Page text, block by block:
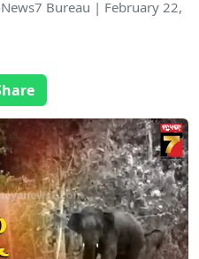
Bureau | February 22,